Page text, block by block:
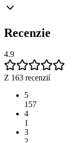
Recenzie
4.9
Z 163 recenzií
5
157
4
1
3